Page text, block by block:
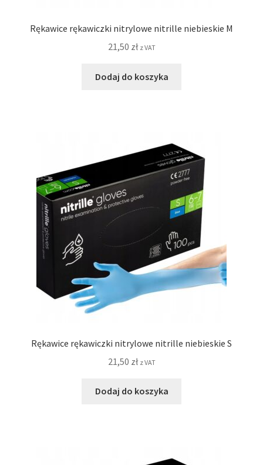
Rękawice rękawiczki nitrylowe nitrille niebieskie M
21,50 zł z VAT
Dodaj do koszyka
Rękawice rękawiczki nitrylowe nitrille niebieskie S
21,50 zł z VAT
Dodaj do koszyka